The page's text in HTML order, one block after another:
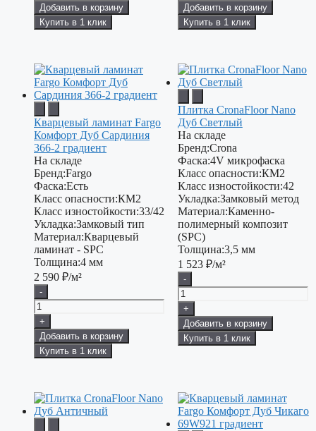
Добавить в корзину
Купить в 1 клик
Добавить в корзину
Купить в 1 клик
Кварцевый ламинат Fargo
Комфорт Дуб Сардиния
366-2 градиент
На складе
Бренд:Fargo
Фаска:Есть
Класс опасности:КМ2
Класс изностойкости:33/42
Укладка:Замковый тип
Материал:Кварцевый
ламинат - SPC
Толщина:4 мм
2 590 ₽/м²
-
+
Добавить в корзину
Купить в 1 клик
Плитка CronaFloor Nano
Дуб Светлый
На складе
Бренд:Crona
Фаска:4V микрофаска
Класс опасности:КМ2
Класс изностойкости:42
Укладка:Замковый метод
Материал:Каменно-
полимерный композит
(SPC)
Толщина:3,5 мм
1 523 ₽/м²
-
+
Добавить в корзину
Купить в 1 клик